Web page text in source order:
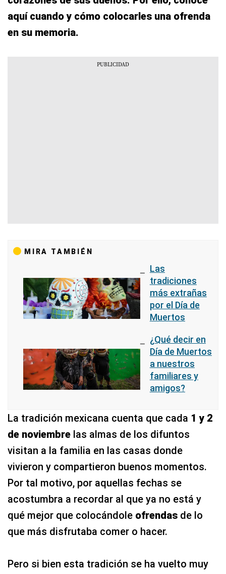
aquí cuando y cómo colocarles una ofrenda
en su memoria.
MIRA TAMBIÉN
Las
tradiciones
más extrañas
por el Día de
Muertos
¿Qué decir en
Día de Muertos
a nuestros
familiares y
amigos?
La tradición mexicana cuenta que cada 1 y 2
de noviembre las almas de los difuntos
visitan a la familia en las casas donde
vivieron y compartieron buenos momentos.
Por tal motivo, por aquellas fechas se
acostumbra a recordar al que ya no está y
qué mejor que colocándole ofrendas de lo
que más disfrutaba comer o hacer.
Pero si bien esta tradición se ha vuelto muy